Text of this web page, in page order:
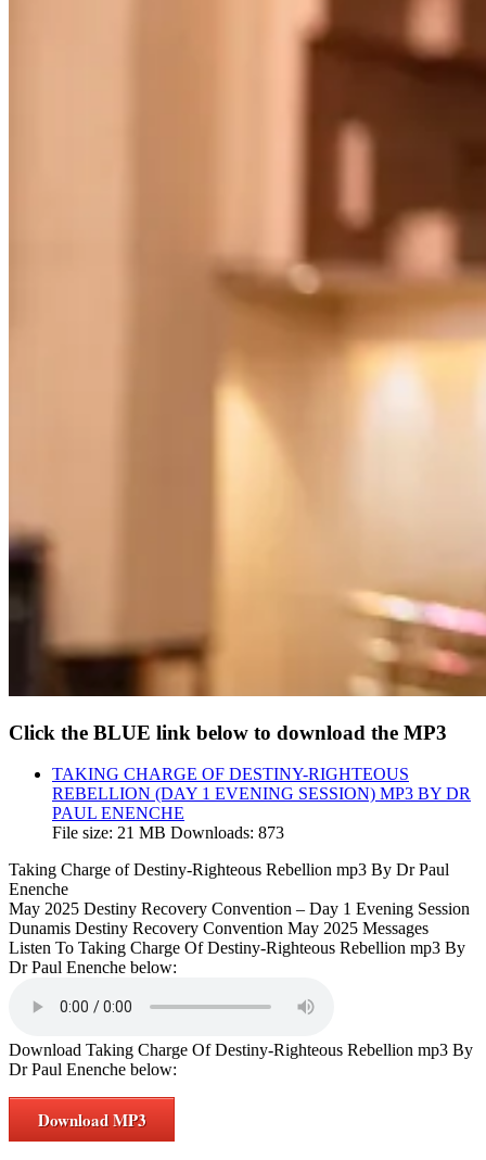
Click the BLUE link below to download the MP3
TAKING CHARGE OF DESTINY-RIGHTEOUS
REBELLION (DAY 1 EVENING SESSION) MP3 BY DR
PAUL ENENCHE
File size: 21 MB Downloads: 873
Taking Charge of Destiny-Righteous Rebellion mp3 By Dr Paul
Enenche
May 2025 Destiny Recovery Convention – Day 1 Evening Session
Dunamis Destiny Recovery Convention May 2025 Messages
Listen To Taking Charge Of Destiny-Righteous Rebellion mp3 By
Dr Paul Enenche below:
Download Taking Charge Of Destiny-Righteous Rebellion mp3 By
Dr Paul Enenche below:
Download MP3